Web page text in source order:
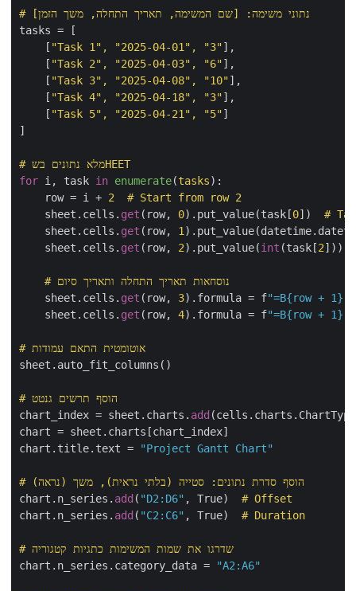
# נתוני משימה: [שם המשימה, תאריך התחלה, משך הזמן]
tasks = [
    [
"Task 1" , "2025-04-01" , "3"],
    [
"Task 2" , "2025-04-03" , "6"],
    [
"Task 3" , "2025-04-08" , "10"],
    [
"Task 4" , "2025-04-18" , "3"],
    [
"Task 5" , "2025-04-21" , "5"]
]
# מלא נתונים בשHEET
for i, task in enumerate(tasks):
    row
= i + 2
# Start from row 2
    sheet.cells.
get (row, 0).put_value(task[0]) #
    sheet.cells.
get (row, 1
    sheet.cells.
get (row, 2).put_value(int (task[2]))
# נוסחאות תאריך התחלה ותאריך סיום
    sheet.cells.
get (row, 3).formula = f"=B{row + 1} -
    sheet.cells.
get (row, 4).formula = f"=B{row + 1}
# אוטומטית התאם עמודות
sheet.auto_fit_columns()
# הוסף תרשים גנטט
chart_index = sheet.charts. add
chart = sheet.charts[chart_index]
chart.title.text =
"Project Gantt Chart"
# הוסף סדרת נתונים: סטייה (בלתי נראית), משך (נראה)
chart.n_series. add ( "D2:D6" , True) # Offset
chart.n_series. add ( "C2:C6" , True) # Duration
# שדרגו את שמות המשימות כתגיות קטגוריה
chart.n_series.category_data =
"A2:A6"